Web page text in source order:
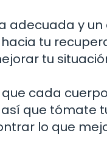
adecuada y un
tu
tu
cada
que tómate
lo que